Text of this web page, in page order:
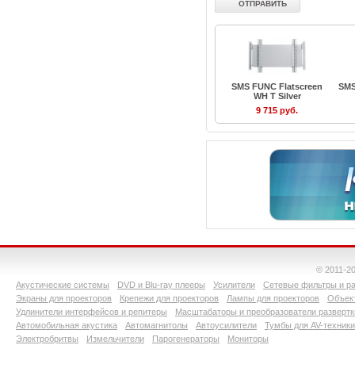
SMS FUNC Flatscreen
WH T Silver
9 715 руб.
© 2011-
Акустические системы
DVD и Blu-ray плееры Усилители
Сетевые фильтры и
Экраны для проекторов
Крепежи для проекторов Лампы для проекторов
Удлинители интерфейсов и репитеры
Масштабаторы и преобразователи
Автомобильная акустика
Автомагнитолы Автоусилители
Тумбы для AV-техники
Электробритвы
Измельчители Парогенераторы Мониторы